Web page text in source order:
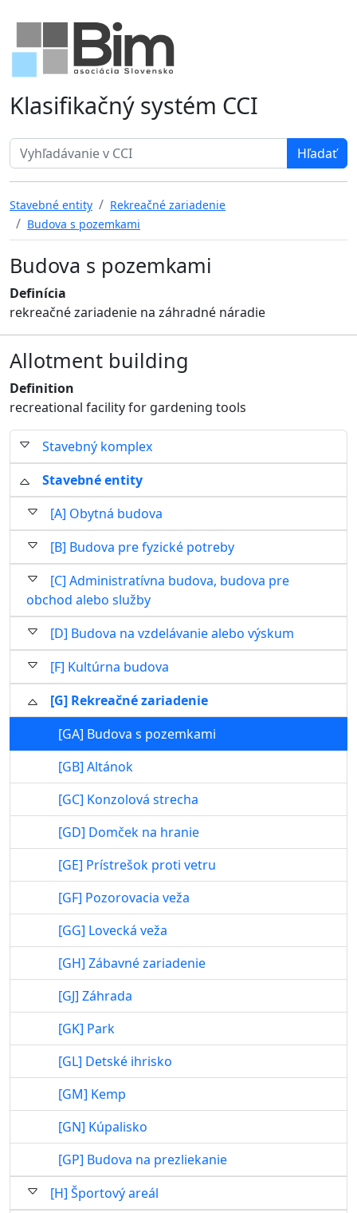
Klasifikačný systém CCI
Search term
Stavebný komplex
Stavebné entity
[A] Obytná budova
[B] Budova pre fyzické potreby
[C] Administratívna budova, budova pre
obchod alebo služby
[D] Budova na vzdelávanie alebo výskum
[F] Kultúrna budova
[G] Rekreačné zariadenie
[GA] Budova s pozemkami
[GB] Altánok
[GC] Konzolová strecha
[GD] Domček na hranie
[GE] Prístrešok proti vetru
[GF] Pozorovacia veža
[GG] Lovecká veža
[GH] Zábavné zariadenie
[GJ] Záhrada
[GK] Park
[GL] Detské ihrisko
[GM] Kemp
[GN] Kúpalisko
[GP] Budova na prezliekanie
[H] Športový areál
Stavebné entity
Rekreačné zariadenie
Budova s pozemkami
Budova s pozemkami
Definícia
rekreačné zariadenie na záhradné náradie
Allotment building
Definition
recreational facility for gardening tools